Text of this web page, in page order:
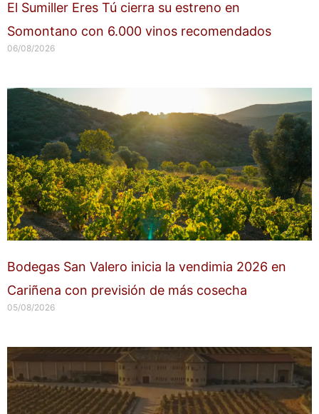
El Sumiller Eres Tú cierra su estreno en
Somontano con 6.000 vinos recomendados
06/08/2026
Bodegas San Valero inicia la vendimia 2026 en
Cariñena con previsión de más cosecha
05/08/2026